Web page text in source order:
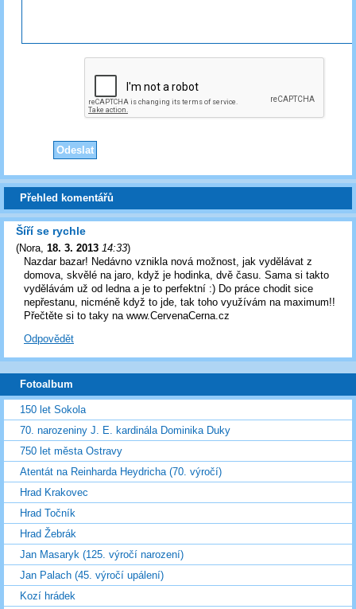
Přehled komentářů
Šíří se rychle
(Nora 18. 3. 2013 14:33)
Nazdar bazar! Nedávno vznikla nová možnost, jak vydělávat z
domova, skvělé na jaro, když je hodinka, dvě času. Sama si takto
vydělávám už od ledna a je to perfektní :) Do práce chodit sice
nepřestanu, nicméně když to jde, tak toho využívám na maximum!!
Přečtěte si to taky na www.CervenaCerna.cz
Odpovědět
Fotoalbum
150 let Sokola
70. narozeniny J. E. kardinála Dominika Duky
750 let města Ostravy
Atentát na Reinharda Heydricha (70. výročí)
Hrad Krakovec
Hrad Točník
Hrad Žebrák
Jan Masaryk (125. výročí narození)
Jan Palach (45. výročí upálení)
Kozí hrádek